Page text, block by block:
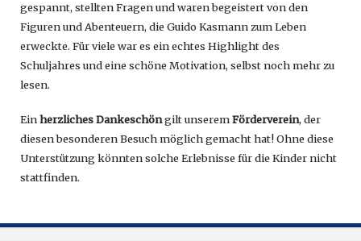
gespannt, stellten Fragen und waren begeistert von den
Figuren und Abenteuern, die Guido Kasmann zum Leben
erweckte. Für viele war es ein echtes Highlight des
Schuljahres und eine schöne Motivation, selbst noch mehr zu
lesen.
Einherzliches Dankeschöngilt unseremFörderverein, der
diesen besonderen Besuch möglich gemacht hat! Ohne diese
Unterstützung könnten solche Erlebnisse für die Kinder nicht
stattfinden.